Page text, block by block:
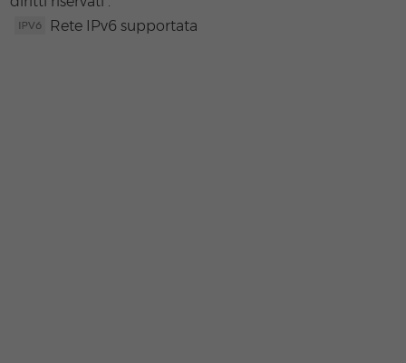
Rete IPv6 supportata